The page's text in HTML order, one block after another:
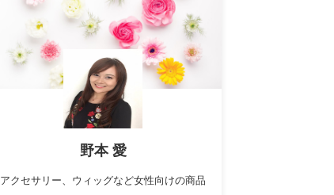
野本 愛
アクセサリー、ウィッグなど女性向けの商品